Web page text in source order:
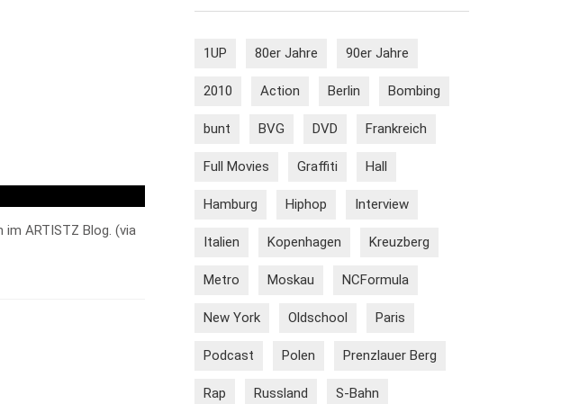
ARTISTZ Blog. (via
1UP 80er Jahre 90er Jahre
2010 Action Berlin Bombing
bunt BVG DVD Frankreich
Full Movies Graffiti Hall
Hamburg Hiphop Interview
Italien Kopenhagen Kreuzberg
Metro Moskau NCFormula
New York Oldschool Paris
Podcast Polen Prenzlauer Berg
Rap Russland S-Bahn